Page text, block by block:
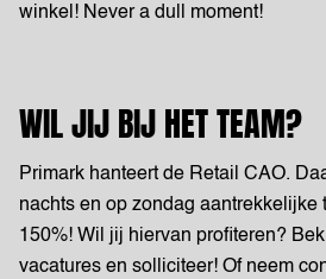
winkel! Never a dull moment!
WIL JIJ BIJ HET TEAM?
Primark hanteert de Retail CAO.
nachts en op zondag aantrekkelijke
150%! Wil jij hiervan profiteren?
vacatures en solliciteer! Of neem